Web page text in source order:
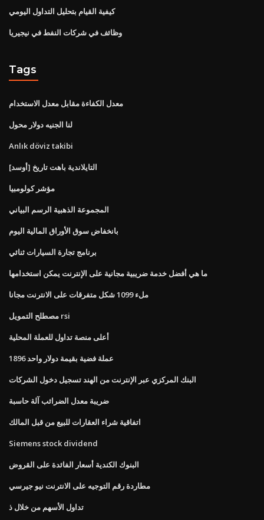
كيفية القيام بتحليل التداول اليومي
وظائف في شركات النفط في نيجيريا
Tags
معدل الكفاءة مقابل معدل الاستخدام
لنا الجنيه دولار محول
Anlık döviz takibi
[أوسد] التايلاندية باهت تاريخ
مؤشر كولومبيا
المجموعة الذهبية الرسم البياني
بانخفاض سوق الأوراق المالية اليوم
برنامج تجارة السيارات ثنائي
ما هي أفضل خدمة ضريبية مجانية على الإنترنت يمكن استخدامها
ملء 1099 شكل متفرقات على الانترنت مجانا
مصطلح التمويل rsi
أعلى منصة تداول للعملة المحلية
1896 عملة فضية بقيمة دولار واحد
البنك المركزي عبر الإنترنت من الهند تسجيل دخول الشركات
ضريبة معدل الضرائب آلة حاسبة
اتفاقية شراء العقارات للبيع من قبل المالك
Siemens stock dividend
البنوك الكندية أسعار الفائدة على القروض
مطاردة رقم التوجيه على الانترنت نيو جيرسي
تداول الأسهم من خلال ذ